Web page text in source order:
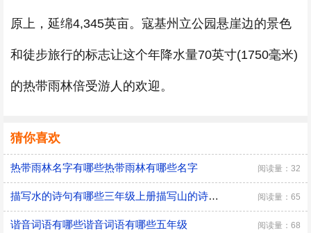
原上，延绵4,345英亩。寇基州立公园悬崖边的景色
和徒步旅行的标志让这个年降水量70英寸(1750毫米)
的热带雨林倍受游人的欢迎。
猜你喜欢
热带雨林名字有哪些热带雨林有哪些名字 阅读量：32
描写水的诗句有哪些三年级上册描写山的诗句有哪些三年级上册 阅读量：65
谐音词语有哪些谐音词语有哪些五年级 阅读量：68